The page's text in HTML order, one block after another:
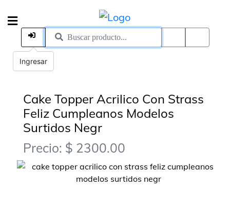
Cake Topper Acrilico Con Strass
Feliz Cumpleanos Modelos
Surtidos Negr
Precio: $ 2300.00
Ingresar